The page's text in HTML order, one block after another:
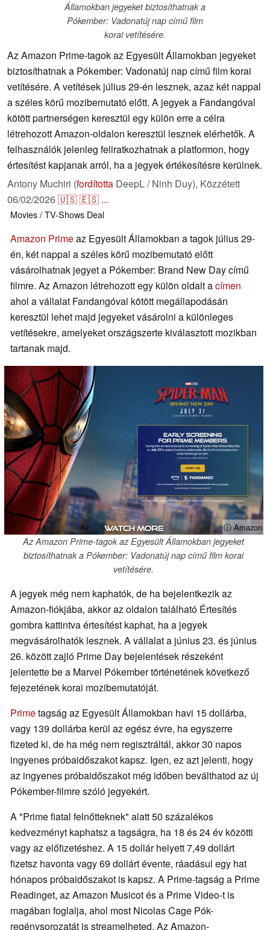
Államokban jegyeket biztosíthatnak a
Pókember: Vadonatúj nap című film
korai vetítésére.
Az Amazon Prime-tagok az Egyesült Államokban jegyeket
biztosíthatnak a Pókember: Vadonatúj nap című film korai
vetítésére. A vetítések július 29-én lesznek, azaz két nappal
a széles körű mozibemutató előtt. A jegyek a Fandangóval
kötött partnerségen keresztül egy külön erre a célra
létrehozott Amazon-oldalon keresztül lesznek elérhetők. A
felhasználók jelenleg feliratkozhatnak a platformon, hogy
értesítést kapjanak arról, ha a jegyek értékesítésre kerülnek.
Antony Muchiri (fordította DeepL / Ninh Duy), Közzétett
06/02/2026🇺🇸🇪🇸 ...
Movies / TV-Shows Deal
Amazon Primeaz Egyesült Államokban a tagok július 29-
én, két nappal a széles körű mozibemutató előtt
vásárolhatnak jegyet a Pókember: Brand New Day című
filmre. Az Amazon létrehozott egy külön oldalt acímen
ahol a vállalat Fandangóval kötött megállapodásán
keresztül lehet majd jegyeket vásárolni a különleges
vetítésekre, amelyeket országszerte kiválasztott mozikban
tartanak majd.
ⓘ Amazon
Az Amazon Prime-tagok az Egyesült Államokban jegyeket
biztosíthatnak a Pókember: Vadonatúj nap című film korai
vetítésére.
A jegyek még nem kaphatók, de ha bejelentkezik az
Amazon-fiókjába, akkor az oldalon található Értesítés
gombra kattintva értesítést kaphat, ha a jegyek
megvásárolhatók lesznek. A vállalat a június 23. és június
26. között zajló Prime Day bejelentések részeként
jelentette be a Marvel Pókember történetének következő
fejezetének korai mozibemutatóját.
Primetagság az Egyesült Államokban havi 15 dollárba,
vagy 139 dollárba kerül az egész évre, ha egyszerre
fizeted ki, de ha még nem regisztráltál, akkor 30 napos
ingyenes próbaidőszakot kapsz. Igen, ez azt jelenti, hogy
az ingyenes próbaidőszakot még időben beválthatod az új
Pókember-filmre szóló jegyekért.
A "Prime fiatal felnőtteknek" alatt 50 százalékos
kedvezményt kaphatsz a tagságra, ha 18 és 24 év közötti
vagy az előfizetéshez. A 15 dollár helyett 7,49 dollárt
fizetsz havonta vagy 69 dollárt évente, ráadásul egy hat
hónapos próbaidőszakot is kapsz. A Prime-tagság a Prime
Readinget, az Amazon Musicot és a Prime Video-t is
magában foglalja, ahol most Nicolas Cage Pók-
regénysorozatát is streamelheted. Az Amazon-